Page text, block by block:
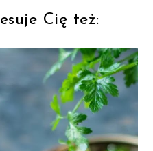
Cię też: